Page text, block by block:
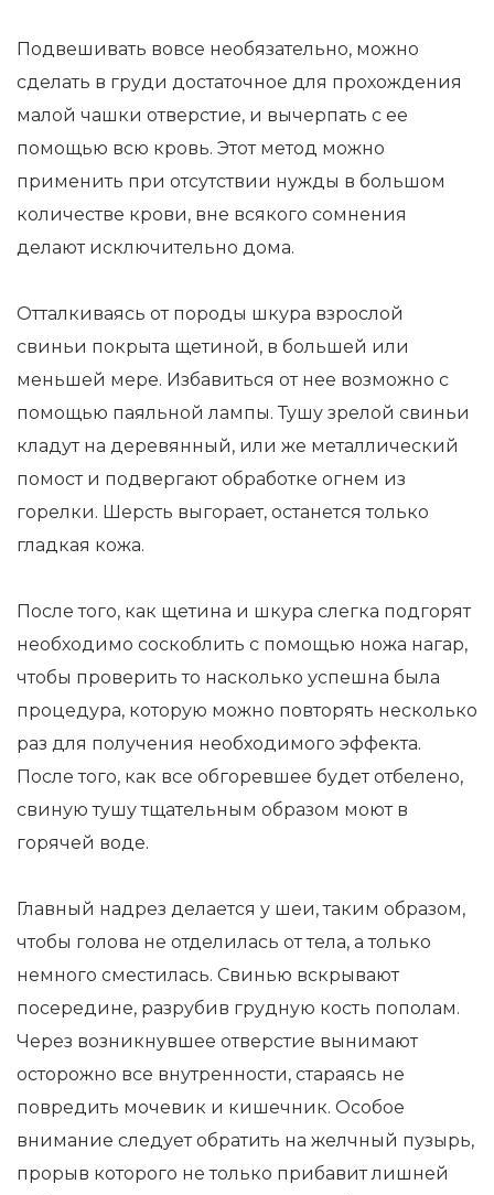
Подвешивать вовсе необязательно, можно
сделать в груди достаточное для прохождения
малой чашки отверстие, и вычерпать с ее
помощью всю кровь. Этот метод можно
применить при отсутствии нужды в большом
количестве крови, вне всякого сомнения
делают исключительно дома.
Отталкиваясь от породы шкура взрослой
свиньи покрыта щетиной, в большей или
меньшей мере. Избавиться от нее возможно с
помощью паяльной лампы. Тушу зрелой свиньи
кладут на деревянный, или же металлический
помост и подвергают обработке огнем из
горелки. Шерсть выгорает, останется только
гладкая кожа.
После того, как щетина и шкура слегка подгорят
необходимо соскоблить с помощью ножа нагар,
чтобы проверить то насколько успешна была
процедура, которую можно повторять несколько
раз для получения необходимого эффекта.
После того, как все обгоревшее будет отбелено,
свиную тушу тщательным образом моют в
горячей воде.
Главный надрез делается у шеи, таким образом,
чтобы голова не отделилась от тела, а только
немного сместилась. Свинью вскрывают
посередине, разрубив грудную кость пополам.
Через возникнувшее отверстие вынимают
осторожно все внутренности, стараясь не
повредить мочевик и кишечник. Особое
внимание следует обратить на желчный пузырь,
прорыв которого не только прибавит лишней